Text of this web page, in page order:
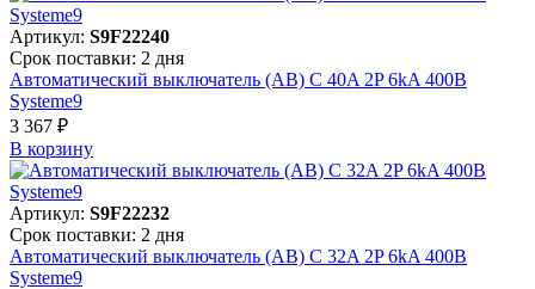
Артикул: S9F22240
Срок поставки: 2 дня
Автоматический выключатель (АВ) C 40A 2P 6kA 400В
Systeme9
3 367 ₽
В корзинy
Артикул: S9F22232
Срок поставки: 2 дня
Автоматический выключатель (АВ) C 32A 2P 6kA 400В
Systeme9